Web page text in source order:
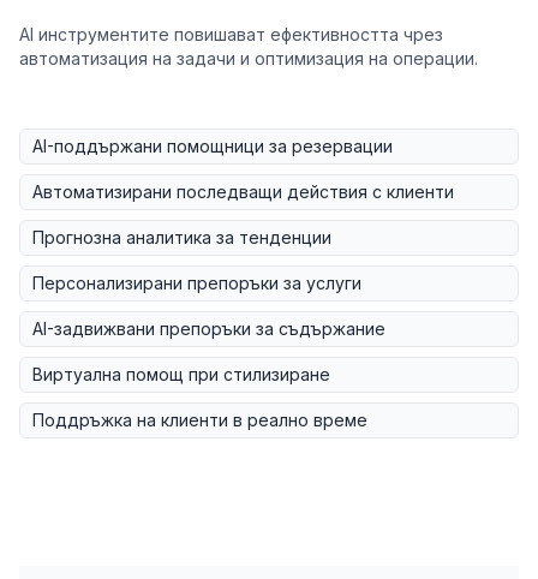
AI инструментите повишават ефективността чрез
автоматизация на задачи и оптимизация на операции.
AI-поддържани помощници за резервации
Автоматизирани последващи действия с клиенти
Прогнозна аналитика за тенденции
Персонализирани препоръки за услуги
AI-задвижвани препоръки за съдържание
Виртуална помощ при стилизиране
Поддръжка на клиенти в реално време